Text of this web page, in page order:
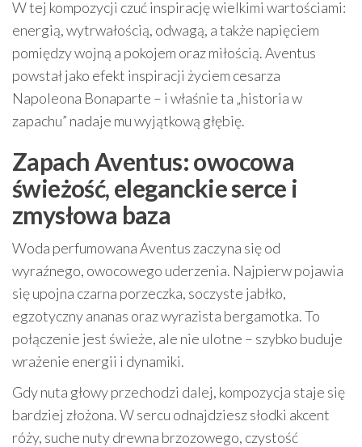
W tej kompozycji czuć inspirację wielkimi wartościami:
energią, wytrwałością, odwagą, a także napięciem
pomiędzy wojną a pokojem oraz miłością. Aventus
powstał jako efekt inspiracji życiem cesarza
Napoleona Bonaparte – i właśnie ta „historia w
zapachu” nadaje mu wyjątkową głębię.
Zapach Aventus: owocowa
świeżość, eleganckie serce i
zmysłowa baza
Woda perfumowana Aventus zaczyna się od
wyraźnego, owocowego uderzenia. Najpierw pojawia
się upojna czarna porzeczka, soczyste jabłko,
egzotyczny ananas oraz wyrazista bergamotka. To
połączenie jest świeże, ale nie ulotne – szybko buduje
wrażenie energii i dynamiki.
Gdy nuta głowy przechodzi dalej, kompozycja staje się
bardziej złożona. W sercu odnajdziesz słodki akcent
róży, suche nuty drewna brzozowego, czystość